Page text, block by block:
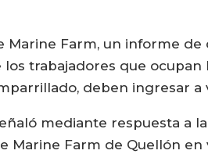
Marine Farm, un informe
los trabajadores que
deben ingresar
mediante respuesta a
Marine Farm de Quellón